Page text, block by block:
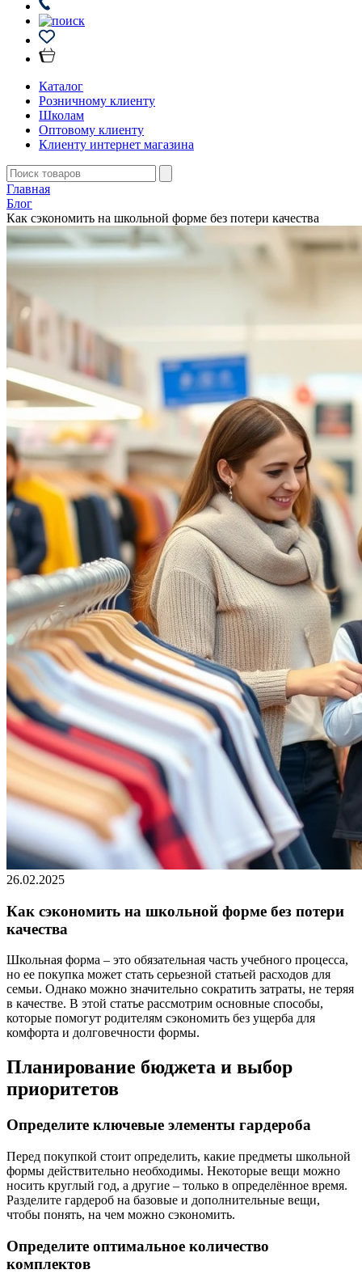
Каталог
Розничному клиенту
Школам
Оптовому клиенту
Клиенту интернет магазина
Главная
Блог
Как сэкономить на школьной форме без потери качества
26.02.2025
Как сэкономить на школьной форме без потери
качества
Школьная форма – это обязательная часть учебного процесса,
но ее покупка может стать серьезной статьей расходов для
семьи. Однако можно значительно сократить затраты, не теряя
в качестве. В этой статье рассмотрим основные способы,
которые помогут родителям сэкономить без ущерба для
комфорта и долговечности формы.
Планирование бюджета и выбор
приоритетов
Определите ключевые элементы гардероба
Перед покупкой стоит определить, какие предметы школьной
формы действительно необходимы. Некоторые вещи можно
носить круглый год, а другие – только в определённое время.
Разделите гардероб на базовые и дополнительные вещи,
чтобы понять, на чем можно сэкономить.
Определите оптимальное количество
комплектов